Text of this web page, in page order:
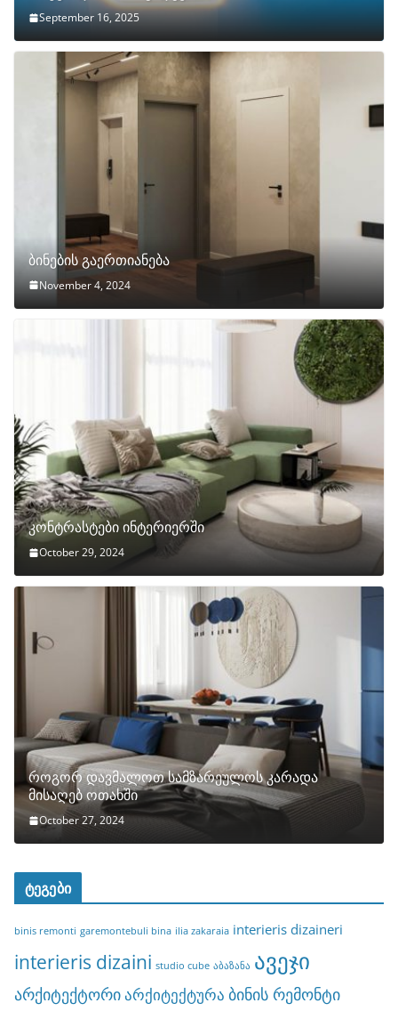
September 16, 2025
ბინების გაერთიანება
November 4, 2024
კონტრასტები ინტერიერში
October 29, 2024
როგორ დავმალოთ სამზარეულოს კარადა
მისაღებ ოთახში
October 27, 2024
ტეგები
binis remonti garemontebuli bina ilia zakaraia interieris dizaineri
interieris dizaini studio cube აბაზანა ავეჯი
არქიტექტორიარქიტექტურა ბინის რემონტი